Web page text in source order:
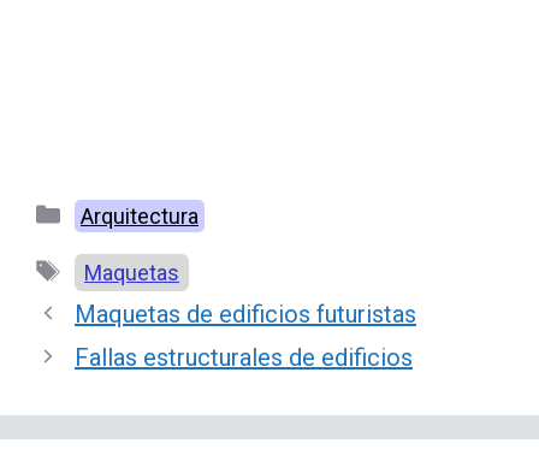
Categorías
Arquitectura
Etiquetas
Maquetas
Maquetas de edificios futuristas
Fallas estructurales de edificios